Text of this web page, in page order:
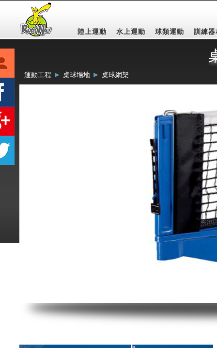
陸上運動 水上運動 球類運動 訓練
運動工程 ► 桌球場地 ► 桌球網架